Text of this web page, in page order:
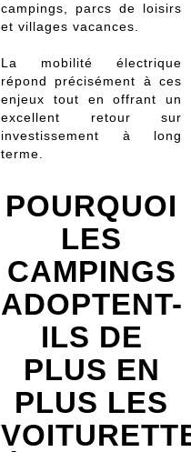
campings, parcs de loisirs
et villages vacances.
La mobilité électrique
répond précisément à ces
enjeux tout en offrant un
excellent retour sur
investissement à long
terme.
POURQUOI
LES
CAMPINGS
ADOPTENT-
ILS DE
PLUS EN
PLUS LES